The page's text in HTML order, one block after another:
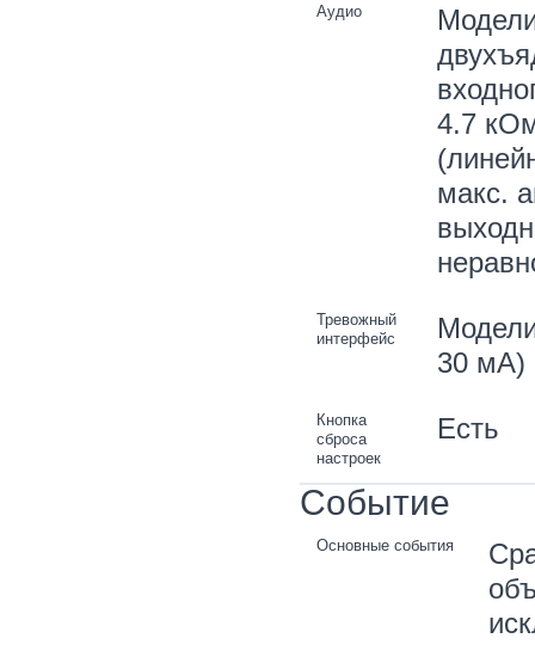
Аудио
4.7
макс.
Тревожный
интерфейс
30 мA)
Кнопка
сброса
настроек
Есть
Событие
Основные события